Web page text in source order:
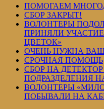
ПОМОГАЕМ
СБОР ЗАКРЫТ!
ВОЛОНТЕРЫ
ПРИНЯЛИ
ЦВЕТОК»
ОЧЕНЬ НУЖНА
СРОЧНАЯ ПОМОЩЬ
СБОР НА ДЕТЕКТОР
ПОДРАЗДЕЛЕНИЯ
ВОЛОНТЕРЫ
ПОБЫВАЛИ НА